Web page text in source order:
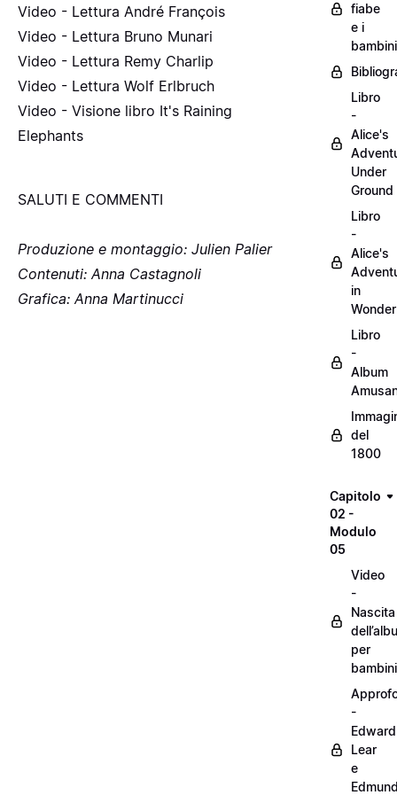
Video - Lettura André François
Video - Lettura Bruno Munari
Video - Lettura Remy Charlip
Video - Lettura Wolf Erlbruch
Video - Visione libro It's Raining
Elephants
​SALUTI E COMMENTI
Produzione e montaggio: Julien Palier
Contenuti: Anna Castagnoli
Grafica: Anna Martinucci
fiabe
e i
bambini
Libro
-
Alice's
Under
Ground
Libro
-
Alice's
in
Libro
-
Album
del
1800
Capitolo
02 -
Modulo
05
Video
-
Nascita
per
bambini
-
Edward
Lear
e